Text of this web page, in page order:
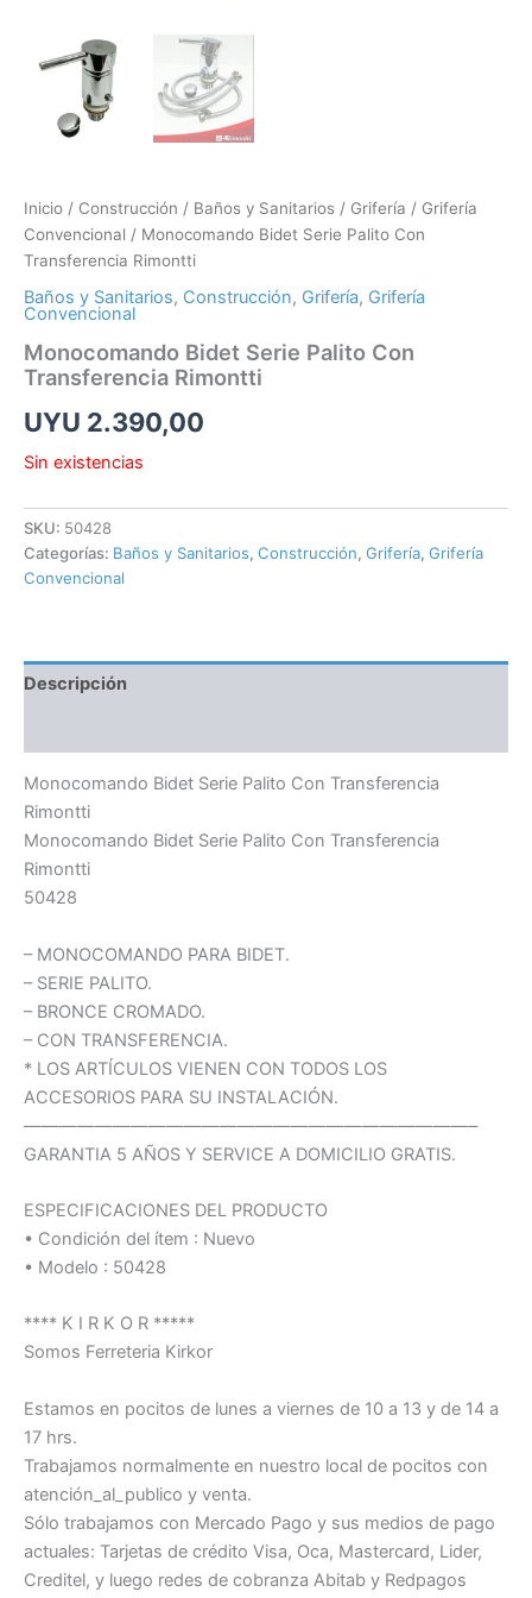
Inicio / Construcción / Baños y Sanitarios / Grifería / Grifería
Convencional / Monocomando Bidet Serie Palito Con
Transferencia Rimontti
Baños y Sanitarios, Construcción, Grifería, Grifería
Convencional
Monocomando Bidet Serie Palito Con
Transferencia Rimontti
UYU 2.390,00
Sin existencias
SKU: 50428
Categorías: Baños y Sanitarios, Construcción, Grifería, Grifería
Convencional
Descripción
Monocomando Bidet Serie Palito Con Transferencia
Rimontti
Monocomando Bidet Serie Palito Con Transferencia
Rimontti
50428
– MONOCOMANDO PARA BIDET.
– SERIE PALITO.
– BRONCE CROMADO.
– CON TRANSFERENCIA.
* LOS ARTÍCULOS VIENEN CON TODOS LOS
ACCESORIOS PARA SU INSTALACIÓN.
—————————————————————————–
GARANTIA 5 AÑOS Y SERVICE A DOMICILIO GRATIS.
ESPECIFICACIONES DEL PRODUCTO
• Condición del ítem : Nuevo
• Modelo : 50428
**** K I R K O R *****
Somos Ferreteria Kirkor
Estamos en pocitos de lunes a viernes de 10 a 13 y de 14 a
17 hrs.
Trabajamos normalmente en nuestro local de pocitos con
atención_al_publico y venta.
Sólo trabajamos con Mercado Pago y sus medios de pago
actuales: Tarjetas de crédito Visa, Oca, Mastercard, Lider,
Creditel, y luego redes de cobranza Abitab y Redpagos